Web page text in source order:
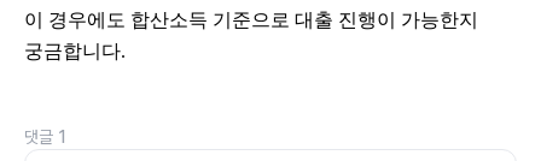
이 경우에도 합산소득 기준으로 대출 진행이 가능한지
궁금합니다.
댓글 1